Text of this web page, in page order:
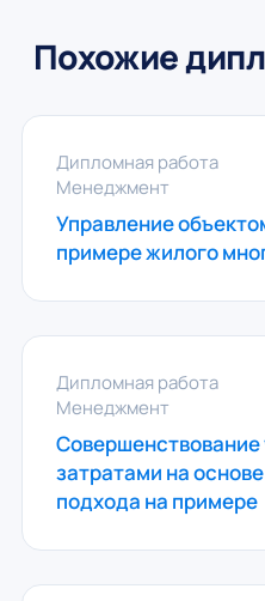
Похожие
Дипломная работа
Менеджмент
Управление
примере жилого
Дипломная работа
Менеджмент
Совершенствование
затратами на
подхода на примере